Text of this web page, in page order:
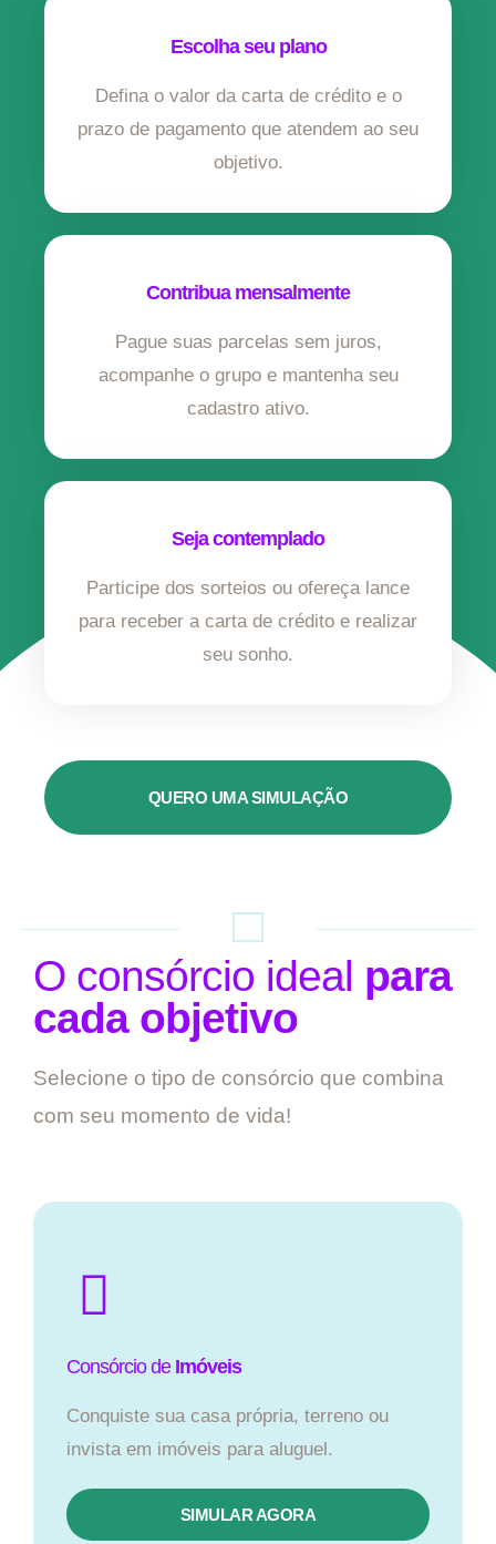
Escolha seu plano
Defina o valor da carta de crédito e o
prazo de pagamento que atendem ao seu
objetivo.
Contribua mensalmente
Pague suas parcelas sem juros,
acompanhe o grupo e mantenha seu
cadastro ativo.
Seja contemplado
Participe dos sorteios ou ofereça lance
para receber a carta de crédito e realizar
seu sonho.
QUERO UMA SIMULAÇÃO
O consórcio ideal para
cada objetivo
Selecione o tipo de consórcio que combina
com seu momento de vida!
Consórcio de Imóveis
Conquiste sua casa própria, terreno ou
invista em imóveis para aluguel.
SIMULAR AGORA​